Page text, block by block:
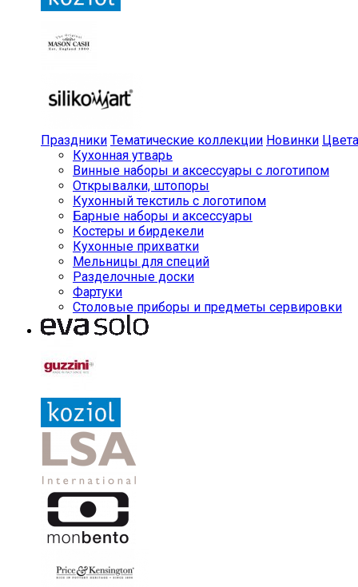
Праздники Тематические коллекции Новинки Цвета
Кухонная утварь
Винные наборы и аксессуары с логотипом
Открывалки, штопоры
Кухонный текстиль с логотипом
Барные наборы и аксессуары
Костеры и бирдекели
Кухонные прихватки
Мельницы для специй
Разделочные доски
Фартуки
Столовые приборы и предметы сервировки